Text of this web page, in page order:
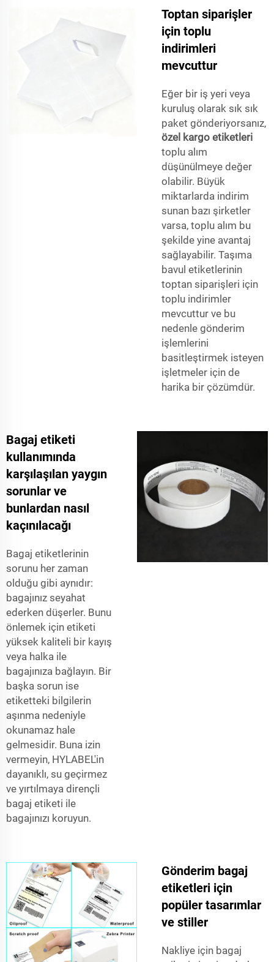
Toptan siparişler
için toplu
indirimleri
mevcuttur
Eğer bir iş yeri veya
kuruluş olarak sık sık
paket gönderiyorsanız,
özel kargo etiketleri
toplu alım
düşünülmeye değer
olabilir. Büyük
miktarlarda indirim
sunan bazı şirketler
varsa, toplu alım bu
şekilde yine avantaj
sağlayabilir. Taşıma
bavul etiketlerinin
toptan siparişleri için
toplu indirimler
mevcuttur ve bu
nedenle gönderim
işlemlerini
basitleştirmek isteyen
işletmeler için de
harika bir çözümdür.
Bagaj etiketi
kullanımında
karşılaşılan yaygın
sorunlar ve
bunlardan nasıl
kaçınılacağı
Bagaj etiketlerinin
sorunu her zaman
olduğu gibi aynıdır:
bagajınız seyahat
ederken düşerler. Bunu
önlemek için etiketi
yüksek kaliteli bir kayış
veya halka ile
bagajınıza bağlayın. Bir
başka sorun ise
etiketteki bilgilerin
aşınma nedeniyle
okunamaz hale
gelmesidir. Buna izin
vermeyin, HYLABEL'in
dayanıklı, su geçirmez
ve yırtılmaya dirençli
bagaj etiketi ile
bagajınızı koruyun.
Gönderim bagaj
etiketleri için
popüler tasarımlar
ve stiller
Nakliye için bagaj